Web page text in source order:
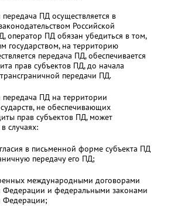
передача ПД осуществляется в
Российской
оператор ПД обязан убедиться в том,
государством, на территорию
передача ПД, обеспечивается
прав субъектов ПД, до начала
передачи ПД.
передача ПД на территории
не обеспечивающих
прав субъектов ПД, может
случаях:
в письменной форме субъекта ПД
передачу его ПД;
международными договорами
Федерации и федеральными законами
Федерации;